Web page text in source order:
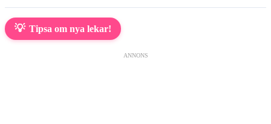
💡 Tipsa om nya lekar!
ANNONS